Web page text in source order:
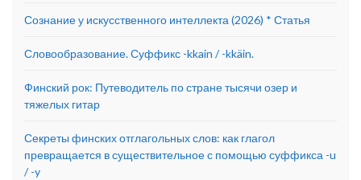
Сознание у искусственного интеллекта (2026) * Статья
Словообразование. Суффикс -kkain / -kkäin.
Финский рок: Путеводитель по стране тысячи озер и
тяжелых гитар
Секреты финских отглагольных слов: как глагол
превращается в существительное с помощью суффикса -u
/ -y